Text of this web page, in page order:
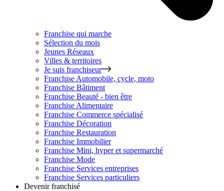
Franchise qui marche
Sélection du mois
Jeunes Réseaux
Villes & territoires
Je suis franchiseur
Franchise Automobile, cycle, moto
Franchise Bâtiment
Franchise Beauté - bien être
Franchise Alimentaire
Franchise Commerce spécialisé
Franchise Décoration
Franchise Restauration
Franchise Immobilier
Franchise Mini, hyper et supermarché
Franchise Mode
Franchise Services entreprises
Franchise Services particuliers
Devenir franchisé